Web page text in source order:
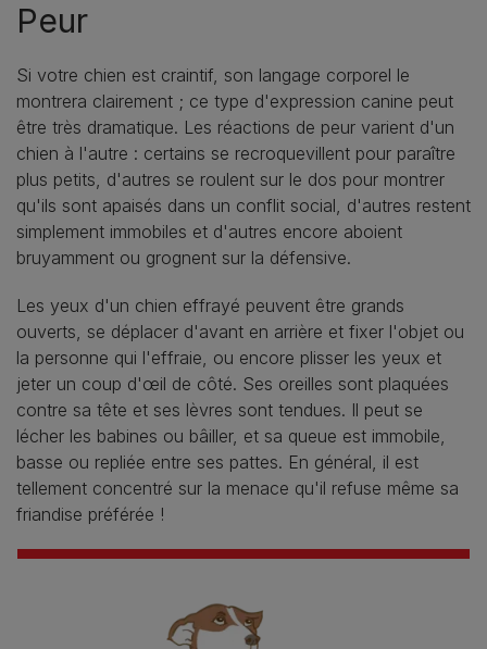
Peur
Si votre chien est craintif, son langage corporel le
montrera clairement ; ce type d'expression canine peut
être très dramatique. Les réactions de peur varient d'un
chien à l'autre : certains se recroquevillent pour paraître
plus petits, d'autres se roulent sur le dos pour montrer
qu'ils sont apaisés dans un conflit social, d'autres restent
simplement immobiles et d'autres encore aboient
bruyamment ou grognent sur la défensive.
Les yeux d'un chien effrayé peuvent être grands
ouverts, se déplacer d'avant en arrière et fixer l'objet ou
la personne qui l'effraie, ou encore plisser les yeux et
jeter un coup d'œil de côté. Ses oreilles sont plaquées
contre sa tête et ses lèvres sont tendues. Il peut se
lécher les babines ou bâiller, et sa queue est immobile,
basse ou repliée entre ses pattes. En général, il est
tellement concentré sur la menace qu'il refuse même sa
friandise préférée !